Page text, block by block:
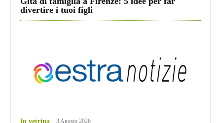
divertire i tuoi figli
In vetrina 3 Agosto 2026